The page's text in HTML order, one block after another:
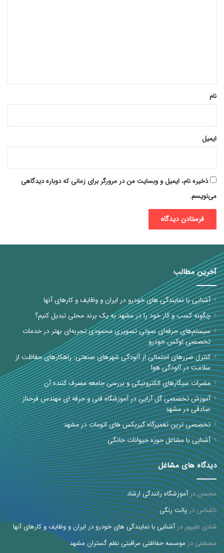
نام
ایمیل
ذخیره نام، ایمیل و وبسایت من در مرورگر برای زمانی که دوباره دیدگاهی
می‌نویسم.
آخرین مطالب
آشنایی با نمایندگی های خودرو در ایران و وظایف و کارهای آنها
چگونه کسب و کار خود را در مشهد به یک برند محلی تبدیل کنیم؟
سیستم‌های حرفه‌ای صوتی تصویری محمودی تجربه‌ای بهتر در خدمات
تخصصی لوکس خودرو
کنترل ضررهای احتمالی از آلودگی شهرهای صنعتی: راهکارهای حفاظت از
سلامت در آلودگی هوا
مضرات سیگارهای الکترونیکی و بررسی جامعه مصرف کننده آن
آموزش تخصصی گل آرایی در آموزشگاه فنی و حرفه ای مهندس فرحناز
صادقی در مشهد
تخصصی ترین تعمیرگاه گیربکس های اتومات در مشهد
آشنایی با مشاغل حوزه حیوانات خانگی
دیدگاه های مشاغل
محسندرآموزشگاه رانندگی ارشاد
ناشناسدرپالت رنگی
شادی علیپوردرآشنایی با نمایندگی های خودرو در ایران و وظایف و کارهای آنها
مصطفیدرموسسه حفاظتی مراقبتی نظم گستران مشهد